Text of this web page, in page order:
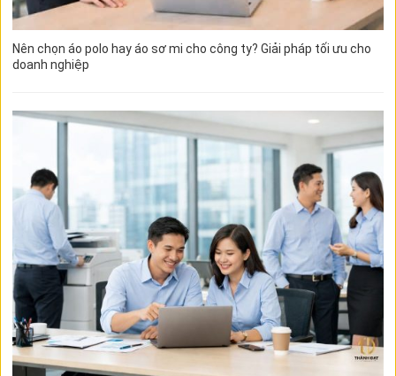
Nên chọn áo polo hay áo sơ mi cho công ty? Giải pháp tối ưu cho
doanh nghiệp